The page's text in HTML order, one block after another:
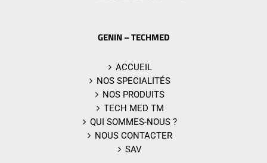
GENIN – TECHMED
ACCUEIL
NOS SPECIALITÉS
NOS PRODUITS
TECH MED TM
QUI SOMMES-NOUS ?
NOUS CONTACTER
SAV